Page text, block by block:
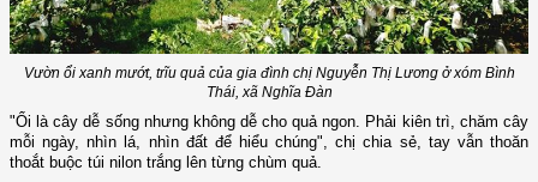
Vườn ổi xanh mướt, trĩu quả của gia đình chị Nguyễn Thị Lương ở xóm Bình
Thái, xã Nghĩa Đàn
"Ổi là cây dễ sống nhưng không dễ cho quả ngon. Phải kiên trì, chăm cây
mỗi ngày, nhìn lá, nhìn đất để hiểu chúng", chị chia sẻ, tay vẫn thoăn
thoắt buộc túi nilon trắng lên từng chùm quả.